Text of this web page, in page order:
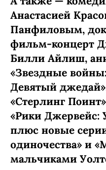
Анастасией
Панфиловым,
фильм-концерт
Билли Айлиш,
«Звездные
Девятый
«Стерлинг
«Рики Джервейс:
плюс новые
одиночества» и
мальчиками